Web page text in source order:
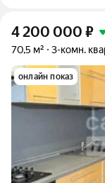
4 200 000 ₽
70,5 м² 3-комн.
онлайн показ